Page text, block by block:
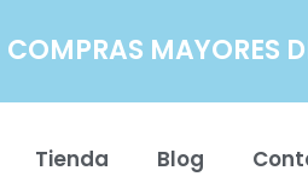
COMPRAS MAYORES
Tienda Blog